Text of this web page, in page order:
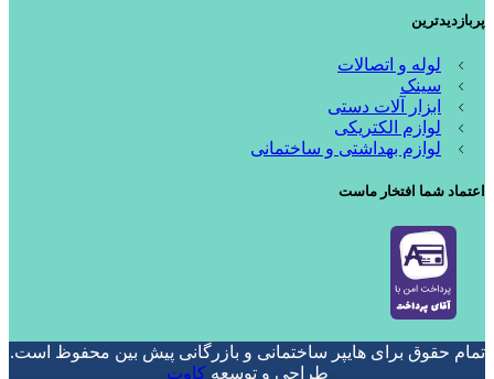
پربازدیدترین
لوله و اتصالات
سینک
ابزار آلات دستی
لوازم الکتریکی
لوازم بهداشتی و ساختمانی
اعتماد شما افتخار ماست
تمام حقوق برای هایپر ساختمانی و بازرگانی پیش بین محفوظ است.
طراحی و توسعهکاوت